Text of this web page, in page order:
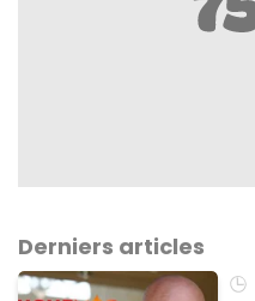
Derniers articles